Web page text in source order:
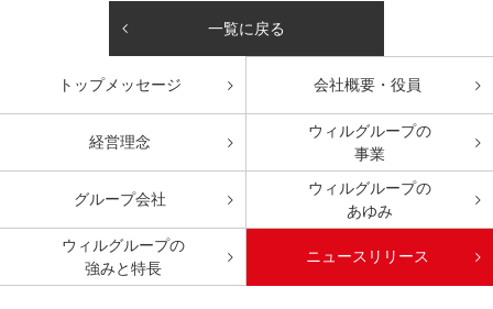
一覧に戻る
トップメッセージ 会社概要・役員
経営理念
ウィルグループの
事業
グループ会社
ウィルグループの
あゆみ
ウィルグループの
強みと特長
ニュースリリース